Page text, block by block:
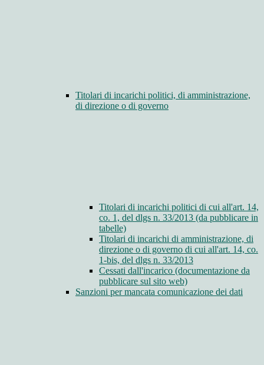
Titolari di incarichi politici, di amministrazione,
di direzione o di governo
Titolari di incarichi politici di cui all'art. 14,
co. 1, del dlgs n. 33/2013 (da pubblicare in
tabelle)
Titolari di incarichi di amministrazione, di
direzione o di governo di cui all'art. 14, co.
1-bis, del dlgs n. 33/2013
Cessati dall'incarico (documentazione da
pubblicare sul sito web)
Sanzioni per mancata comunicazione dei dati